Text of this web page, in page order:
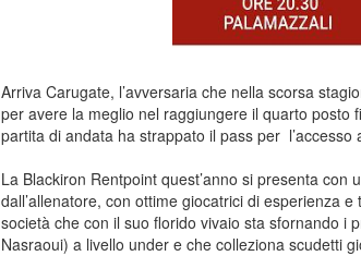
Arriva Carugate, l’avversaria che nella scorsa
per avere la meglio nel raggiungere il quarto posto
partita di andata ha strappato il pass per l’accesso
La Blackiron Rentpoint quest’anno si presenta
dall’allenatore, con ottime giocatrici di esperienza
società che con il suo florido vivaio sta sfornando i
Nasraoui) a livello under e che colleziona scudetti